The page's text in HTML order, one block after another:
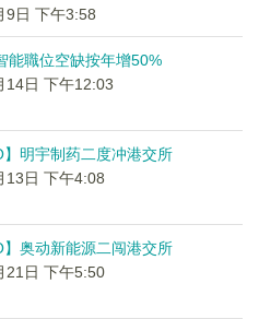
9日 下午3:58
能職位空缺按年增50%
14日 下午12:03
】明宇制药二度冲港交所
13日 下午4:08
】奥动新能源二闯港交所
21日 下午5:50